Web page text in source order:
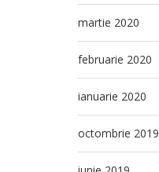
martie 2020
februarie 2020
ianuarie 2020
octombrie 2019